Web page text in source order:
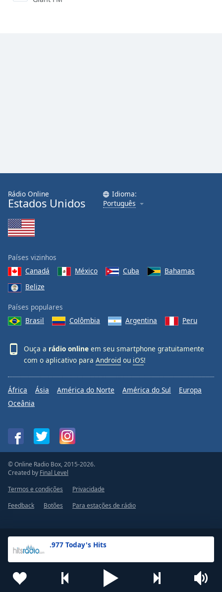
Dialog
.977 Today's Hits
Rádio Online
Estados Unidos
Idioma:
Português
Países vizinhos
Canadá
México Cuba
Bahamas
Belize
Países populares
Brasil
Colômbia Argentina Peru
Ouça a rádio online em seu smartphone gratuitamente
com o aplicativo para Android ou iOS!
África Ásia América do Norte América do Sul
Europa
Oceânia
© Online Radio Box, 2015-2026.
Created by Final Level
Termos e condições
Privacidade
Feedback
Botões Para estações de rádio